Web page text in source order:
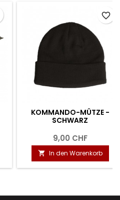
KOMMANDO-MÜTZE -
SCHWARZ
9,00 CHF
 In den Warenkorb
favorite_border